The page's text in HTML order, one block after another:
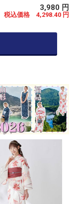
3,980 円
税込価格 4,298.40 円